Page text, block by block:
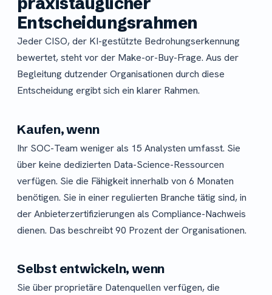
Entscheidungsrahmen
Jeder CISO, der KI-gestützte Bedrohungserkennung
bewertet, steht vor der Make-or-Buy-Frage. Aus der
Begleitung dutzender Organisationen durch diese
Entscheidung ergibt sich ein klarer Rahmen.
Kaufen, wenn
Ihr SOC-Team weniger als 15 Analysten umfasst. Sie
über keine dedizierten Data-Science-Ressourcen
verfügen. Sie die Fähigkeit innerhalb von 6 Monaten
benötigen. Sie in einer regulierten Branche tätig sind, in
der Anbieterzertifizierungen als Compliance-Nachweis
dienen. Das beschreibt 90 Prozent der Organisationen.
Selbst entwickeln, wenn
Sie über proprietäre Datenquellen verfügen, die